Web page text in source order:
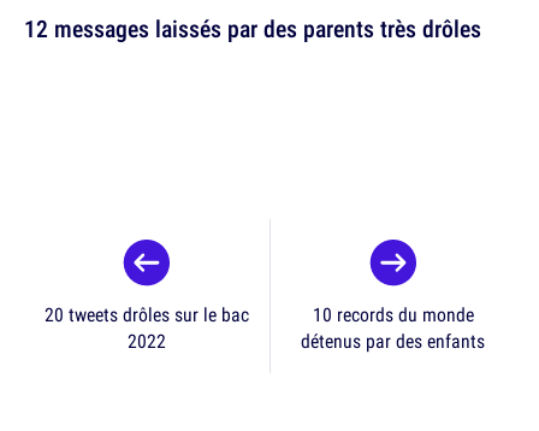
12 messages laissés par des parents très drôles
20 tweets drôles sur le bac
2022
10 records du monde
détenus par des enfants